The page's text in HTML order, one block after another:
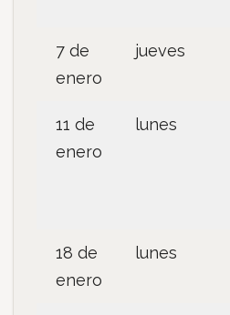
7 de
enero
jueves
11 de
enero
lunes
18 de
enero
lunes